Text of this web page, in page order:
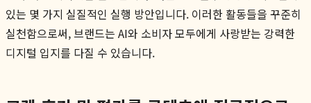
있는 몇 가지 실질적인 실행 방안입니다. 이러한 활동들을 꾸준히
실천함으로써, 브랜드는 AI와 소비자 모두에게 사랑받는 강력한
디지털 입지를 다질 수 있습니다.